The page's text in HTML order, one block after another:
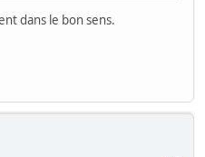
dans le bon sens.